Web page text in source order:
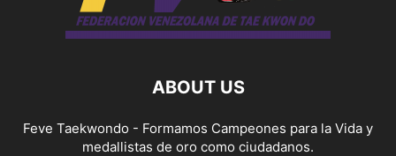
ABOUT US
Feve Taekwondo - Formamos Campeones para la Vida y
medallistas de oro como ciudadanos.